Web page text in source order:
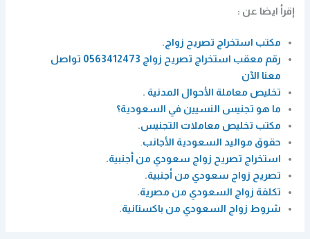
إقرأ ايضا عن :
مكتب استخراج تصريح زواج.
رقم معقب استخراج تصريح زواج 0563412473 تواصل
معنا الآن
تخليص معاملة الأحوال المدنية .
ما هو تجنيس النسيين في السعودية؟
مكتب تخليص معاملات التجنيس.
حقوق مواليد السعودية الأجانب.
استخراج تصريح زواج سعودي من أجنبية.
تصريح زواج سعودي من أجنبية.
تكلفة زواج السعودي من مصرية.
شروط زواج السعودي من باكستانية.